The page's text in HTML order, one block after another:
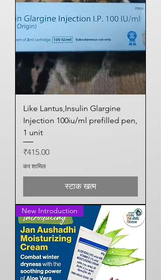
Like Lantus,Insulin Glargine
Injection 100iu/ml prefilled pen,
1 unit
मूल्य
₹415.00
कर शामिल
स्टाक खत्म
New Introduction